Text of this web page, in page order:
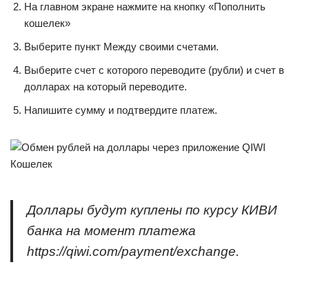
На главном экране нажмите на кнопку «Пополнить
кошелек»
Выберите пункт Между своими счетами.
Выберите счет с которого переводите (рубли) и счет в
долларах на который переводите.
Напишите сумму и подтвердите платеж.
Доллары будут куплены по курсу КИВИ
банка на момент платежа
https://qiwi.com/payment/exchange.